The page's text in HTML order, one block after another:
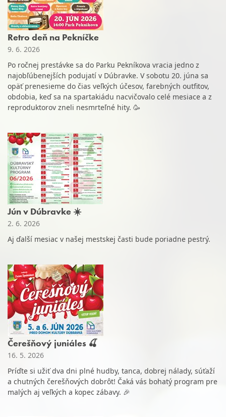
Retro deň na Pekníčke
9. 6. 2026
Po ročnej prestávke sa do Parku Pekníkova vracia jedno z
najobľúbenejších podujatí v Dúbravke. V sobotu 20. júna sa
opäť prenesieme do čias veľkých účesov, farebných outfitov,
obdobia, keď sa na spartakiádu nacvičovalo celé mesiace a z
reproduktorov zneli nesmrteľné hity. 🥳
Jún v Dúbravke ☀️
2. 6. 2026
Aj ďalší mesiac v našej mestskej časti bude poriadne pestrý.
Čerešňový juniáles 🍒
16. 5. 2026
Príďte si užiť dva dni plné hudby, tanca, dobrej nálady, súťaží
a chutných čerešňových dobrôt! Čaká vás bohatý program pre
malých aj veľkých a kopec zábavy. 🎉